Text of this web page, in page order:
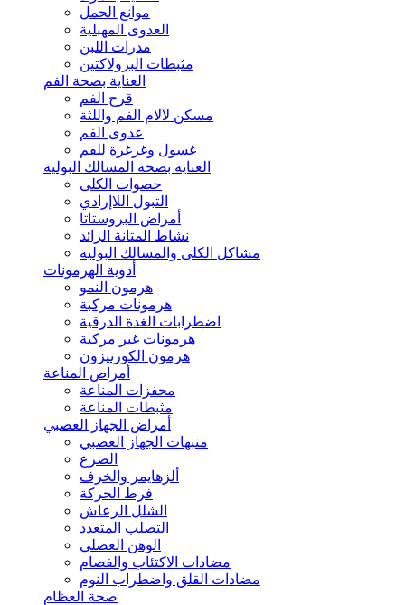
موانع الحمل
العدوى المهبلية
مدرات اللبن
مثبطات البرولاكتين
العناية بصحة الفم
قرح الفم
مسكن لآلام الفم واللثة
عدوى الفم
غسول وغرغرة للفم
العناية بصحة المسالك البولية
حصوات الكلى
التبول اللاإرادي
أمراض البروستاتا
نشاط المثانة الزائد
مشاكل الكلى والمسالك البولية
أدوية الهرمونات
هرمون النمو
هرمونات مركبة
اضطرابات الغدة الدرقية
هرمونات غير مركبة
هرمون الكورتيزون
أمراض المناعة
محفزات المناعة
مثبطات المناعة
أمراض الجهاز العصبي
منبهات الجهاز العصبي
الصرع
ألزهايمر والخرف
فرط الحركة
الشلل الرعاش
التصلب المتعدد
الوهن العضلي
مضادات الاكتئاب والفصام
مضادات القلق واضطراب النوم
صحة العظام